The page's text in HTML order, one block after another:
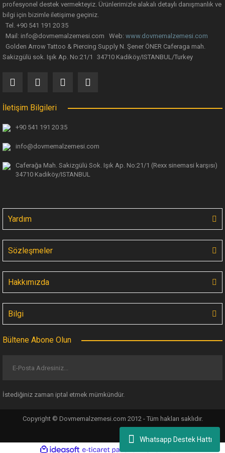
Whatsapp Destek Hattı
Gönder
INKAWAY Pure Pad Organik Pamuk Cilt Temizleme Pedi 100 Adet/Paket
SoulWay UV Blokajlı Dövme İyileştirme Bandı (Siyah Renk)
Papa Stick It! Pota Yapıştırıcısı
Polarize Film A4 30x20 cm
profesyonel destek vermekteyiz. Ürünlerimizle alakalı detaylı danışmanlık ve
bilgi için bizimle iletişime geçiniz.
Tel. +90 541 191 20 35
Mail: info@dovmemalzemesi.com Web: www.dovmemalzemesi.com
Golden Arrow Tattoo & Piercing Supply N. Şener ÖNER Caferaga mah.
Sakizgülü sok. Işık Ap. No:21/1 34710 Kadiköy/ISTANBUL/Turkey
İletişim Bilgileri
+90 541 191 20 35
info@dovmemalzemesi.com
Caferağa Mah. Sakizgülü Sok. Işık Ap. No:21/1 (Rexx sinemasi karşısı)
34710 Kadiköy/ISTANBUL
Yardım
Sözleşmeler
Hakkımızda
Bilgi
Bültene Abone Olun
İstediğiniz zaman iptal etmek mümkündür.
Copyright © Dovmemalzemesi.com 2012 - Tüm hakları saklıdır.
ideasoft